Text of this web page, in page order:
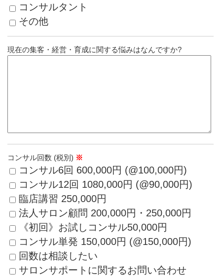
コンサルタント
その他
現在の集客・経営・育成に関する悩みはなんですか?
コンサル回数 (税別) ※
コンサル6回 600,000円 (@100,000円)
コンサル12回 1080,000円 (@90,000円)
臨店講習 250,000円
法人サロン顧問 200,000円・250,000円
《初回》お試しコンサル50,000円
コンサル単発 150,000円 (@150,000円)
回数は相談したい
サロンサポートに関するお問い合わせ